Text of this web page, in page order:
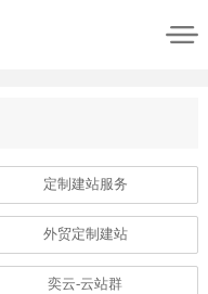
定制建站服务
外贸定制建站
奕云-云站群